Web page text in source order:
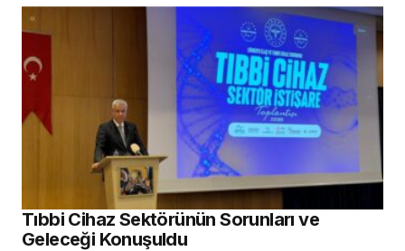
Tıbbi Cihaz Sektörünün Sorunları ve
Geleceği Konuşuldu